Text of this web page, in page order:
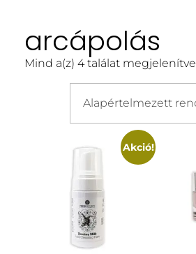
arcápolás
Mind a(z) 4 találat megjelenítve
Akció!